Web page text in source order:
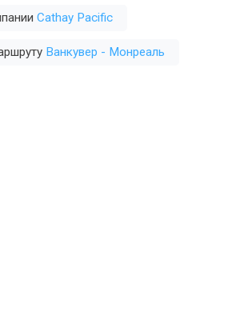
Cathay Pacific
Ванкувер - Монреаль